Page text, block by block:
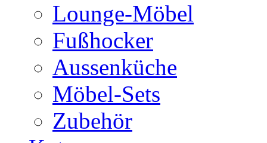
Lounge-Möbel
Fußhocker
Aussenküche
Möbel-Sets
Zubehör